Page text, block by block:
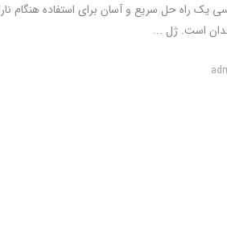
یک راه حل سریع و آسان برای استفاده هنگام
است. ژل ...